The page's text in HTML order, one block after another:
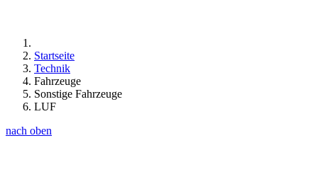
Startseite
Technik
Fahrzeuge
Sonstige Fahrzeuge
LUF
nach oben